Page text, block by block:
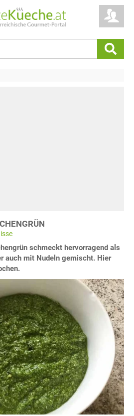
schmeckt hervorragend als
auch mit Nudeln gemischt. Hier